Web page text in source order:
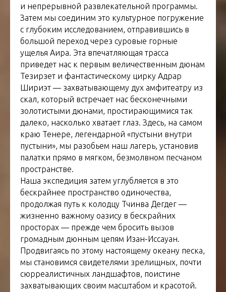
и непрерывной развлекательной программы.
Затем мы соединим это культурное погружение
с глубоким исследованием, отправившись в
большой переход через суровые горные
ущелья Аира. Эта впечатляющая трасса
приведет нас к первым величественным дюнам
Тезирзет и фантастическому цирку Адрар
Шириэт — захватывающему дух амфитеатру из
скал, который встречает нас бесконечными
золотистыми дюнами, простирающимися так
далеко, насколько хватает глаз. Здесь, на самом
краю Тенере, легендарной «пустыни внутри
пустыни», мы разобьем наш лагерь, установив
палатки прямо в мягком, безмолвном песчаном
пространстве.
Наша экспедиция затем углубляется в это
бескрайнее пространство одиночества,
продолжая путь к колодцу Тчинва Дегдег —
жизненно важному оазису в бескрайних
просторах — прежде чем бросить вызов
громадным дюнным цепям Изан-Иссауан.
Продвигаясь по этому настоящему океану песка,
мы становимся свидетелями зрелищных, почти
сюрреалистичных ландшафтов, поистине
захватывающих своим масштабом и красотой.